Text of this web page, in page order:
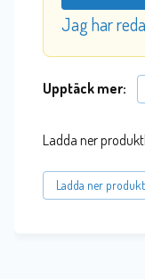
Jag har
Upptäck mer:
Ladda ner
Ladda ner